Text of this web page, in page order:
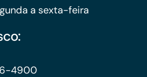
a sexta-feira
4900